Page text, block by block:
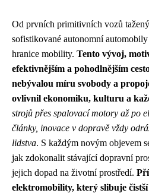
Od prvních primitivních vozů
sofistikované autonomní
hranice mobility. Tento vývoj,
efektivnějším a pohodlnějším
nebývalou míru svobody a
ovlivnil ekonomiku, kulturu a
strojů přes spalovací motory až po
články, inovace v dopravě vždy
lidstva. S každým novým objevem
jak zdokonalit stávající dopravní
jejich dopad na životní prostředí.
elektromobility, který slibuje